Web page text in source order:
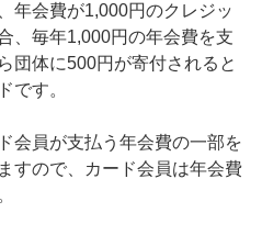
年会費が1,000円のクレジッ
、毎年1,000円の年会費を支
団体に500円が寄付されると
です。
会員が支払う年会費の一部を
すので、カード会員は年会費